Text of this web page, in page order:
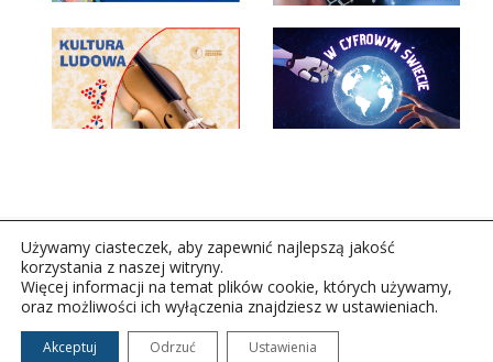
Copyright © 2026Polskie Radio Rzeszów S.A. w likwidacj.
Wszelkie prawa zastrzeżone.
Używamy ciasteczek, aby zapewnić najlepszą jakość
korzystania z naszej witryny.
Więcej informacji na temat plików cookie, których używamy,
oraz możliwości ich wyłączenia znajdziesz w ustawieniach.
Akceptuj Odrzuć Ustawienia